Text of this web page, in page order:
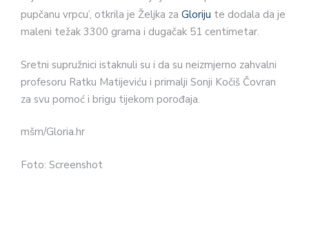
pupčanu vrpcu’, otkrila je Željka za Gloriju te dodala da je
maleni težak 3300 grama i dugačak 51 centimetar.
Sretni supružnici istaknuli su i da su neizmjerno zahvalni
profesoru Ratku Matijeviću i primalji Sonji Kočiš Čovran
za svu pomoć i brigu tijekom porođaja.
mšm/Gloria.hr
Foto: Screenshot